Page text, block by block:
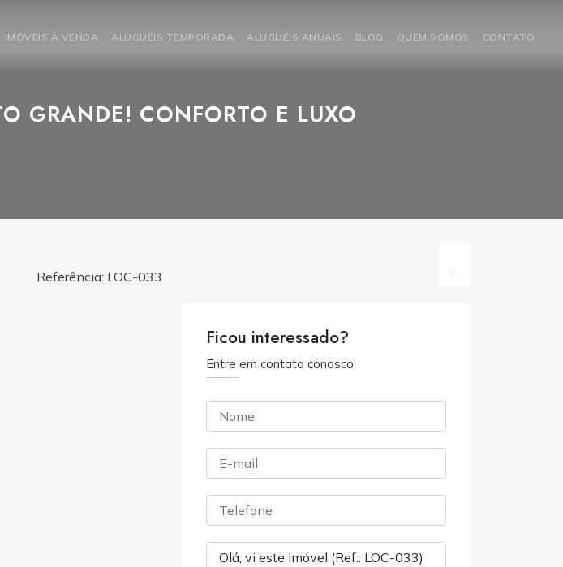
IMÓVEIS À VENDA ALUGUÉIS TEMPORADA ALUGUÉIS ANUAIS BLOG QUEM SOMOS CONTATO
GRANDE! CONFORTO E LUXO
Referência: LOC-033
Ficou interessado?
Entre em contato conosco